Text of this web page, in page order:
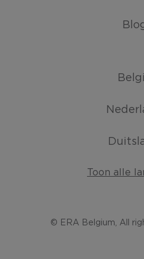
Toon alle
© ERA Belgium, All